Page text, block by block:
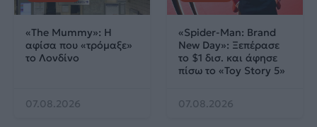
«The Mummy»: Η
αφίσα που «τρόμαξε»
το Λονδίνο
07.08.2026
«Spider-Man: Brand
New Day»: Ξεπέρασε
το $1 δισ. και άφησε
πίσω το «Toy Story 5»
07.08.2026